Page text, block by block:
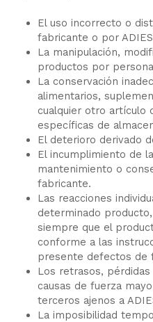
El uso incorrecto o
fabricante o por
La manipulación,
productos por
La conservación
alimentarios,
cualquier otro artículo
específicas de
El deterioro derivado
El incumplimiento de
mantenimiento o
fabricante.
Las reacciones
determinado
siempre que el
conforme a las
presente defectos de
Los retrasos,
causas de fuerza
terceros ajenos a
La imposibilidad